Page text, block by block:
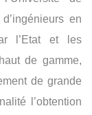
en
l’Etat et les
de gamme,
de grande
l’obtention